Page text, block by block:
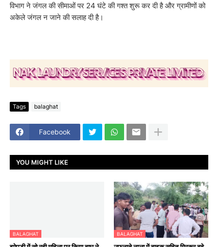
विभाग ने जंगल की सीमाओं पर 24 घंटे की गश्त शुरू कर दी है और ग्रामीणों को
अकेले जंगल न जाने की सलाह दी है।
Tags balaghat
Facebook
YOU MIGHT LIKE
BALAGHAT BALAGHAT